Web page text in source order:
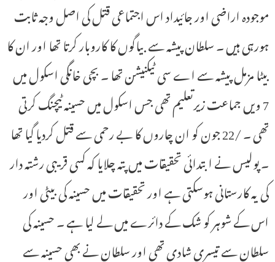
موجودہ اراضی اور جائیداد اس اجتماعی قتل کی اصل وجہ ثابت
ہورہی ہیں ۔ سلطان پیشہ سے بیاگوں کا کاروبار کرتا تھا اور ان کا
بیٹا مزمل پیشہ سے اے سی ٹیکنیشن تھا ۔ بچی خانگی اسکول میں
7 ویں جماعت زیرتعلیم تھی جس اسکول میں حسینہ ٹیچنگ کرتی
تھی ۔ /22 جون کو ان چاروں کا بے رحمی سے قتل کردیا گیا تھا
۔ پولیس نے ابتدائی تحقیقات میں پتہ چلایا کہ کسی قریبی رشتہ دار
کی یہ کارستانی ہوسکتی ہے اور تحقیقات میں حسینہ کی بیٹی اور
اس کے شوہر کو شک کے دائرے میں لے لیا ہے ۔ حسینہ کی
سلطان سے تیسری شادی تھی اور سلطان نے بھی حسینہ سے